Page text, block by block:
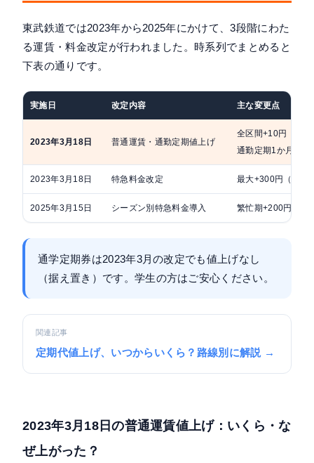
東武鉄道では2023年から2025年にかけて、3段階にわた
る運賃・料金改定が行われました。時系列でまとめると
下表の通りです。
実施日 改定内容 主な変更点
2023年3月18日 普通運賃・通勤定期値上げ
全区間+10円（バ
通勤定期1か月
2023年3月18日 特急料金改定 最大+300円（スペ
2025年3月15日 シーズン別特急料金導入 繁忙期+200円、閑
通学定期券は2023年3月の改定でも値上げなし
（据え置き）です。学生の方はご安心ください。
関連記事
定期代値上げ、いつからいくら？路線別に解説 →
2023年3月18日の普通運賃値上げ：いくら・な
ぜ上がった？